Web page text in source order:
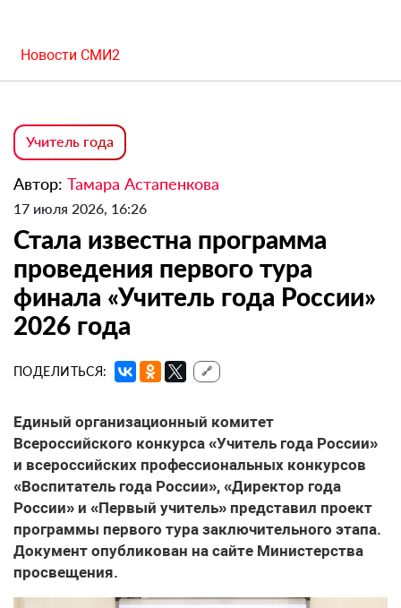
Новости СМИ2
Учитель года
Автор: Тамара Астапенкова
17 июля 2026, 16:26
Стала известна программа
проведения первого тура
финала «Учитель года России»
2026 года
ПОДЕЛИТЬСЯ: 🔗
Единый организационный комитет
Всероссийского конкурса «Учитель года России»
и всероссийских профессиональных конкурсов
«Воспитатель года России», «Директор года
России» и «Первый учитель» представил проект
программы первого тура заключительного этапа.
Документ опубликован на сайте Министерства
просвещения.